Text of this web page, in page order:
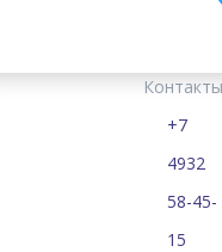
Контакты
+7
4932
58-45-
15